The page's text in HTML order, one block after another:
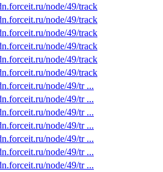
node/49/track
node/49/track
node/49/track
node/49/track
node/49/track
node/49/track
node/49/tr ...
node/49/tr ...
node/49/tr ...
node/49/tr ...
node/49/tr ...
node/49/tr ...
node/49/tr ...